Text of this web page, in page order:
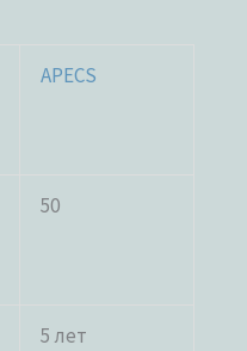
APECS
50
5 лет